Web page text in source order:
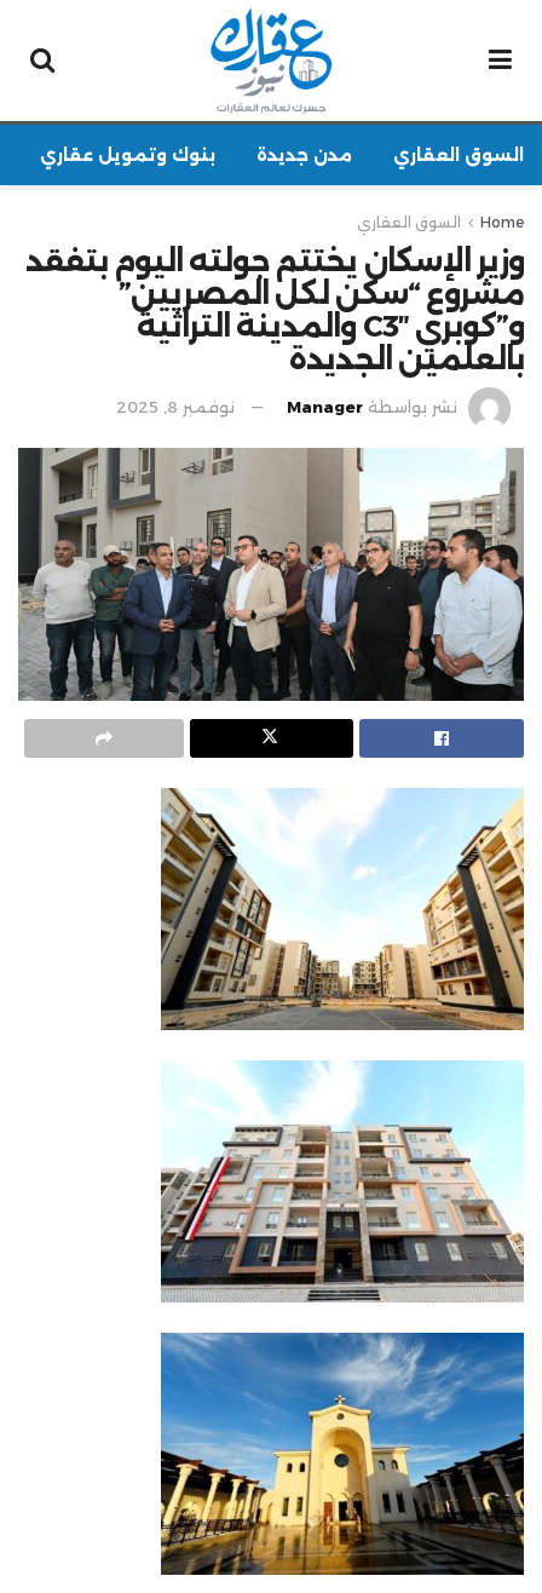
السوق العقاري مدن جديدة بنوك وتمويل عقاري
Home السوق العقاري
وزير الإسكان يختتم جولته اليوم بتفقد
مشروع “سكن لكل المصريين”
و”كوبري C3″ والمدينة التراثية
بالعلمين الجديدة
نشر بواسطة Manager نوفمبر 8, 2025